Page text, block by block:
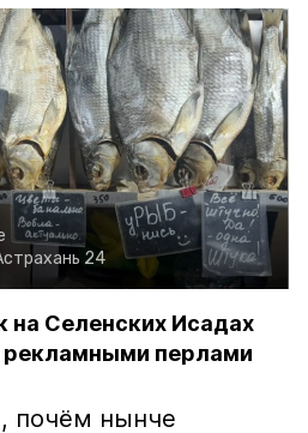
24
Селенских Исадах
рекламными перлами
почём нынче